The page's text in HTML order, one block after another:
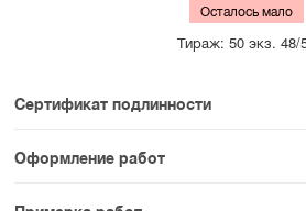
Осталось мало
Тираж: 50 экз. 48/
Сертификат подлинности
К каждому авторскому
прикладываем сертификат
раздела SAMPLE СЕРИЯ
Оформление работ
При покупке произведения вы